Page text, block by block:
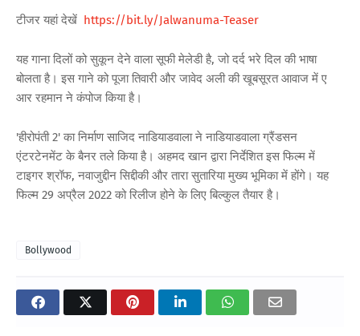
टीजर यहां देखें https://bit.ly/Jalwanuma-Teaser
यह गाना दिलों को सुकून देने वाला सूफी मेलेडी है, जो दर्द भरे दिल की भाषा
बोलता है। इस गाने को पूजा तिवारी और जावेद अली की खूबसूरत आवाज में ए
आर रहमान ने कंपोज किया है।
'हीरोपंती 2' का निर्माण साजिद नाडियाडवाला ने नाडियाडवाला ग्रैंडसन
एंटरटेनमेंट के बैनर तले किया है। अहमद खान द्वारा निर्देशित इस फिल्म में
टाइगर श्रॉफ, नवाजुद्दीन सिद्दीकी और तारा सुतारिया मुख्य भूमिका में होंगे। यह
फिल्म 29 अप्रैल 2022 को रिलीज होने के लिए बिल्कुल तैयार है।
Bollywood